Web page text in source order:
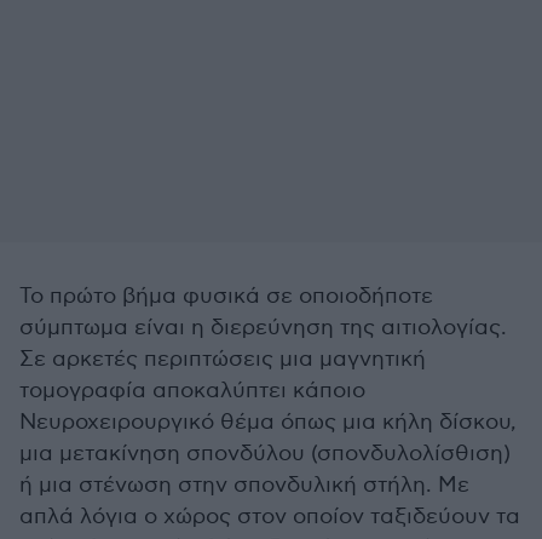
Το πρώτο βήμα φυσικά σε οποιοδήποτε
σύμπτωμα είναι η διερεύνηση της αιτιολογίας.
Σε αρκετές περιπτώσεις μια μαγνητική
τομογραφία αποκαλύπτει κάποιο
Νευροχειρουργικό θέμα όπως μια κήλη δίσκου,
μια μετακίνηση σπονδύλου (σπονδυλολίσθιση)
ή μια στένωση στην σπονδυλική στήλη. Με
απλά λόγια ο χώρος στον οποίον ταξιδεύουν τα